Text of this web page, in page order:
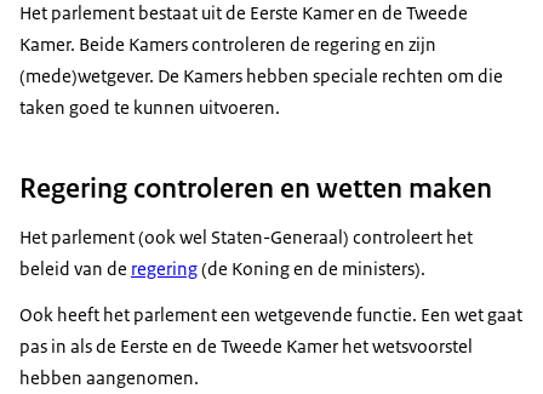
Het parlement bestaat uit de Eerste Kamer en de Tweede
Kamer. Beide Kamers controleren de regering en zijn
(mede)wetgever. De Kamers hebben speciale rechten om die
taken goed te kunnen uitvoeren.
Regering controleren en wetten maken
Het parlement (ook wel Staten-Generaal) controleert het
beleid van de regering(de Koning en de ministers).
Ook heeft het parlement een wetgevende functie. Een wet gaat
pas in als de Eerste en de Tweede Kamer het wetsvoorstel
hebben aangenomen.